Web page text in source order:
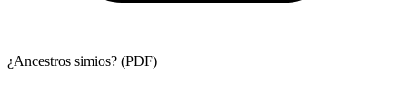
¿Ancestros simios? (PDF)